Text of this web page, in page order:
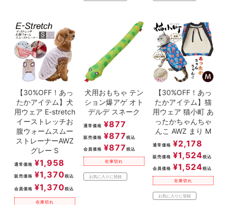
【30%OFF！あっ
たかアイテム】犬
用ウェア E-stretch
イーストレッチお
腹ウォームスムー
ストレーナーAWZ
グレー S
通常価格 ¥1,958
販売価格 ¥1,370税込
会員価格 ¥1,370税込
在庫切れ
犬用おもちゃ テン
ション爆アゲ オト
デルデ スネーク
通常価格 ¥877
販売価格 ¥877 税込
会員価格 ¥877 税込
在庫切れ
お気に入りに登録
【30%OFF！あっ
たかアイテム】猫
用ウェア 猫小町 あ
ったかちゃんちゃ
んこ AWZ まり M
通常価格 ¥2,178
販売価格 ¥1,524税込
会員価格 ¥1,524税込
在庫切れ
お気に入りに登録